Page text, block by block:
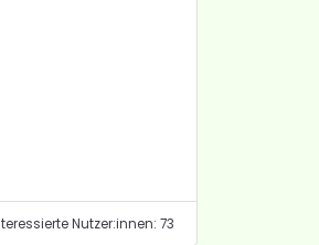
Nutzer:innen: 73